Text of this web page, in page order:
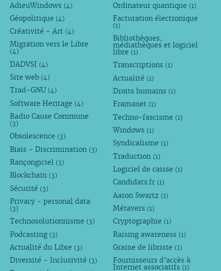
AdieuWindows (4)
Géopolitique (4)
Créativité - Art (4)
Migration vers le Libre
(4)
DADVSI (4)
Site web (4)
Trad-GNU (4)
Software Heritage (4)
Radio Cause Commune
(3)
Obsolescence (3)
Biais - Discrimination (3)
Rançongiciel (3)
Blockchain (3)
Sécurité (3)
Privacy - personal data
(3)
Technosolutionnisme (3)
Podcasting (3)
Actualité du Libre (3)
Diversité - Inclusivité (3)
Ordinateur quantique (1)
Facturation électronique
(1)
Bibliothèques,
médiathèques et logiciel
libre (1)
Transcriptions (1)
Actualité (1)
Droits humains (1)
Framanet (1)
Techno-fascisme (1)
Windows (1)
Syndicalisme (1)
Traduction (1)
Logiciel de caisse (1)
Candidats.fr (1)
Aaron Swartz (1)
Métavers (1)
Cryptographie (1)
Raising awareness (1)
Graine de libriste (1)
Fournisseurs d’accès à
Internet associatifs (1)